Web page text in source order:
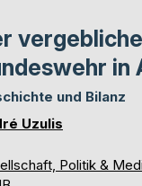
in
und Bilanz
Uzulis
Politik &